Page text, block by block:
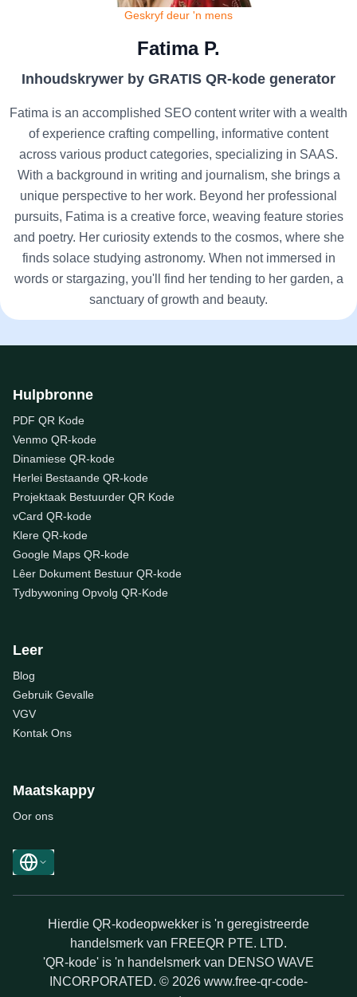
Geskryf deur 'n mens
Fatima P.
Inhoudskrywer by GRATIS QR-kode generator
Fatima is an accomplished SEO content writer with a wealth
of experience crafting compelling, informative content
across various product categories, specializing in SAAS.
With a background in writing and journalism, she brings a
unique perspective to her work. Beyond her professional
pursuits, Fatima is a creative force, weaving feature stories
and poetry. Her curiosity extends to the cosmos, where she
finds solace studying astronomy. When not immersed in
words or stargazing, you'll find her tending to her garden, a
sanctuary of growth and beauty.
Hulpbronne
PDF QR Kode
Venmo QR-kode
Dinamiese QR-kode
Herlei Bestaande QR-kode
Projektaak Bestuurder QR Kode
vCard QR-kode
Klere QR-kode
Google Maps QR-kode
Lêer Dokument Bestuur QR-kode
Tydbywoning Opvolg QR-Kode
Leer
Blog
Gebruik Gevalle
VGV
Kontak Ons
Maatskappy
Oor ons
Hierdie QR-kodeopwekker is 'n geregistreerde
handelsmerk van FREEQR PTE. LTD.
'QR-kode' is 'n handelsmerk van DENSO WAVE
INCORPORATED. © 2026 www.free-qr-code-